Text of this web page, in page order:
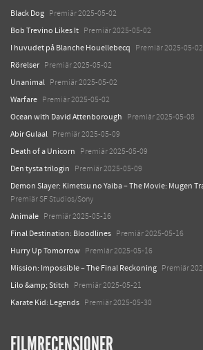
Black Dog Premiär 2025-05-02
Bob Trevino Likes It Premiär 2025-05-02
I huvudet på Blanche Houellebecq Premiär 2025-05-02
Rörelser Premiär 2025-05-02
Unanimal Premiär 2025-05-02
Warfare Premiär 2025-05-02
Ocean with David Attenborough Premiär 2025-05-08
Abir Gulaal Premiär 2025-05-09
Death of a Unicorn Premiär 2025-05-09
Den tysta trilogin Premiär 2025-05-09
Demon Slayer: Kimetsu no Yaiba – The Movie: Mugen
Premiär SF Studios/Sony
Animale Premiär 2025-05-16
Final Destination: Bloodlines Premiär 2025-05-16
Hurry Up Tomorrow Premiär 2025-05-16
Mission: Impossible – The Final Reckoning Premiär
Lilo &amp; Stitch Premiär 2025-05-21
Karate Kid: Legends Premiär 2025-05-30
FILMRECENSIONER